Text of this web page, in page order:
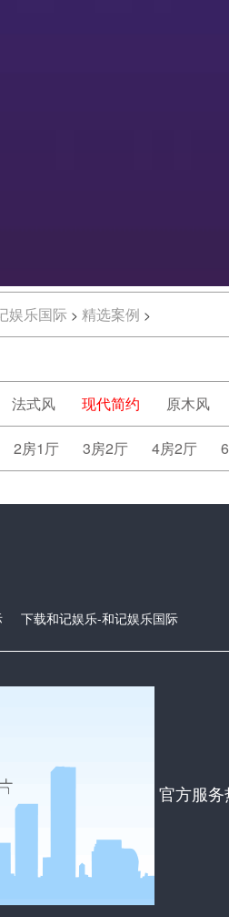
娱乐国际 > 精选案例 >
法式风 现代简约 原木风
2房1厅 3房2厅 4房2厅
下载和记娱乐-和记娱乐国际
官方服务